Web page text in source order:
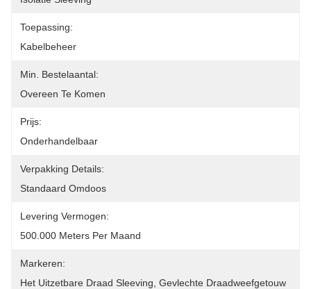
Toepassing:
Kabelbeheer
Min. Bestelaantal:
Overeen Te Komen
Prijs:
Onderhandelbaar
Verpakking Details:
Standaard Omdoos
Levering Vermogen:
500.000 Meters Per Maand
Markeren:
Het Uitzetbare Draad Sleeving Gevlechte Draadweefgetouw